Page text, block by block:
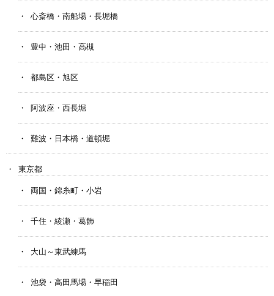
心斎橋・南船場・長堀橋
豊中・池田・高槻
都島区・旭区
阿波座・西長堀
難波・日本橋・道頓堀
東京都
両国・錦糸町・小岩
千住・綾瀬・葛飾
大山～東武練馬
池袋・高田馬場・早稲田